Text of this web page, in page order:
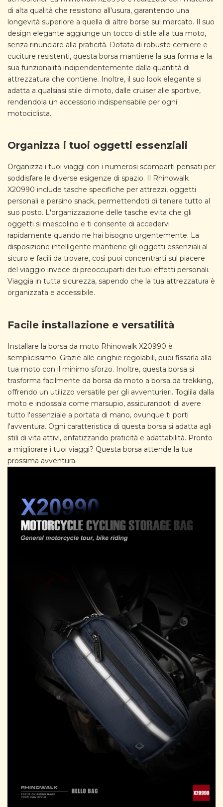
di alta qualità che resistono all'usura, garantendo una
longevità superiore a quella di altre borse sul mercato. Il suo
design elegante aggiunge un tocco di stile alla tua moto,
senza rinunciare alla praticità. Dotata di robuste cerniere e
cuciture resistenti, questa borsa mantiene la sua forma e la
sua funzionalità indipendentemente dalla quantità di
attrezzatura che contiene. Inoltre, il suo look elegante si
adatta a qualsiasi stile di moto, dalle cruiser alle sportive,
rendendola un accessorio indispensabile per ogni
motociclista.
Organizza i tuoi oggetti essenziali
Organizza i tuoi viaggi con i numerosi scomparti pensati per
soddisfare le diverse esigenze di spazio. Il Rhinowalk
X20990 include tasche specifiche per attrezzi, oggetti
personali e persino snack, permettendoti di tenere tutto al
suo posto. L'organizzazione delle tasche evita che gli
oggetti si mescolino e ti consente di accedervi
rapidamente quando ne hai bisogno urgentemente. La
disposizione intelligente mantiene gli oggetti essenziali al
sicuro e facili da trovare, così puoi concentrarti sul piacere
del viaggio invece di preoccuparti dei tuoi effetti personali.
Viaggia in tutta sicurezza, sapendo che la tua attrezzatura è
organizzata e accessibile.
Facile installazione e versatilità
Installare la borsa da moto Rhinowalk X20990 è
semplicissimo. Grazie alle cinghie regolabili, puoi fissarla alla
tua moto con il minimo sforzo. Inoltre, questa borsa si
trasforma facilmente da borsa da moto a borsa da trekking,
offrendo un utilizzo versatile per gli avventurieri. Toglila dalla
moto e indossala come marsupio, assicurandoti di avere
tutto l'essenziale a portata di mano, ovunque ti porti
l'avventura. Ogni caratteristica di questa borsa si adatta agli
stili di vita attivi, enfatizzando praticità e adattabilità. Pronto
a migliorare i tuoi viaggi? Questa borsa attende la tua
prossima avventura.